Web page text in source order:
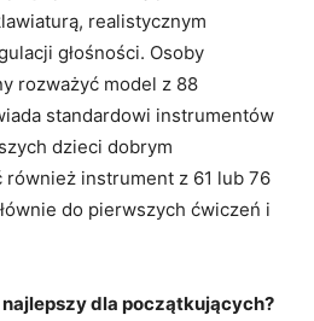
realistycznym
głośności. Osoby
rozważyć model z 88
standardowi instrumentów
dzieci dobrym
również instrument z 61 lub 76
do pierwszych ćwiczeń i
dla początkujących?